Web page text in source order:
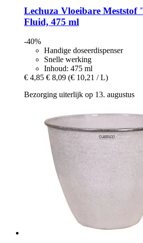
Lechuza Vloeibare Meststof
Fluid, 475 ml
-40%
Handige doseerdispenser
Snelle werking
Inhoud: 475 ml
€ 4,85 € 8,09 (€ 10,21 / L)
Bezorging uiterlijk op 13. augustus